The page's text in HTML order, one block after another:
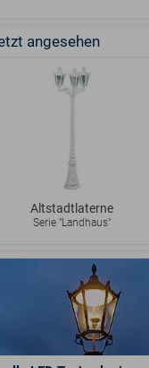
angesehen
Altstadtlaterne
Serie "Landhaus"